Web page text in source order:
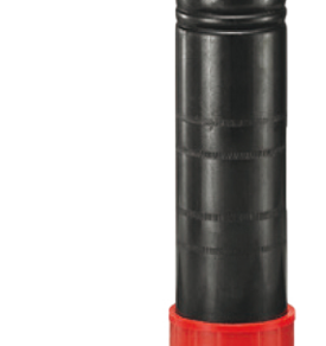
Servicio Técnico
Contacto
Búsqueda